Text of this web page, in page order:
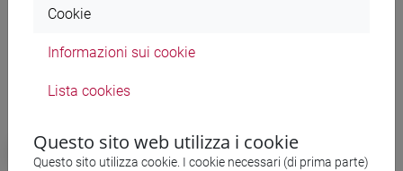
Lingue
Catalano Inglese Lituano Olandese
Cookie
Informazioni sui cookie
Lista cookies
Questo sito web utilizza i cookie
Questo sito utilizza cookie. I cookie necessari (di prima parte)